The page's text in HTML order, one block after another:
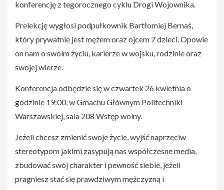
7 dzieci, zawodowo podpułkownik Wojska
Polskiego.
Informacje na temat poszczególnych wydarzeń
znajdziecie w poniższych linkach : Jerzy
Zelnik(https://www.facebook.com/events/
ks. Krystian
https://www.facebook.com/events/
https://www.facebook.com/events/
Michał
konferencję z tegorocznego cyklu Drogi Wojownika.
Prelekcję wygłosi podpułkownik Bartłomiej Bernaś,
który prywatnie jest mężem oraz ojcem 7 dzieci. Opowie
on nam o swoim życiu, karierze w wojsku, rodzinie oraz
swojej wierze.
Konferencja odbędzie się w czwartek 26 kwietnia o
godzinie 19:00, w Gmachu Głównym Politechniki
Warszawskiej, sala 208 Wstęp wolny.
Jeżeli chcesz zmienić swoje życie, wyjść naprzeciw
stereotypom jakimi zasypują nas współczesne media,
zbudować swój charakter i pewność siebie, jeżeli
pragniesz stać się prawdziwym mężczyzną i